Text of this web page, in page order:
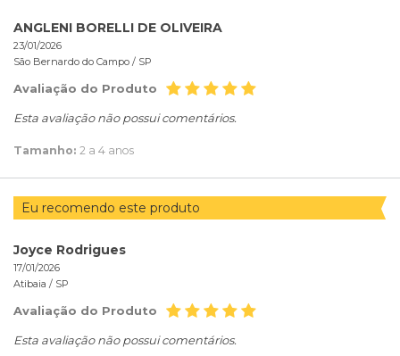
ANGLENI BORELLI DE OLIVEIRA
23/01/2026
São Bernardo do Campo / SP
Avaliação do Produto
Esta avaliação não possui comentários.
Tamanho: 2 a 4 anos
Eu recomendo este produto
Joyce Rodrigues
17/01/2026
Atibaia / SP
Avaliação do Produto
Esta avaliação não possui comentários.